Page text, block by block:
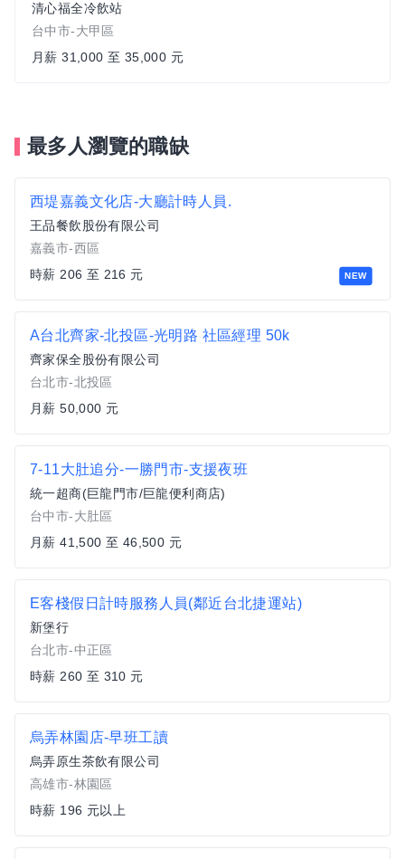
清心福全冷飲站
台中市-大甲區
月薪 31,000 至 35,000 元
最多人瀏覽的職缺
NEW
西堤嘉義文化店-大廳計時人員.
王品餐飲股份有限公司
嘉義市-西區
時薪 206 至 216 元
A台北齊家-北投區-光明路 社區經理 50k
齊家保全股份有限公司
台北市-北投區
月薪 50,000 元
7-11大肚追分-一勝門市-支援夜班
統一超商(巨龍門市/巨龍便利商店)
台中市-大肚區
月薪 41,500 至 46,500 元
E客棧假日計時服務人員(鄰近台北捷運站)
新堡行
台北市-中正區
時薪 260 至 310 元
烏弄林園店-早班工讀
烏弄原生茶飲有限公司
高雄市-林園區
時薪 196 元以上